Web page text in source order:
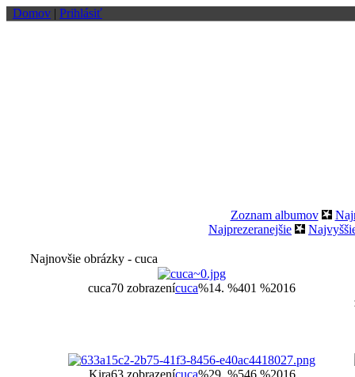
Domov | Prihlásiť
Zoznam albumov
Najprezeranejšie
Najnovšie obrázky - cuca
cuca70 zobrazenícuca%14. %401 %2016
Kira63 zobrazenícuca%29. %546 %2016